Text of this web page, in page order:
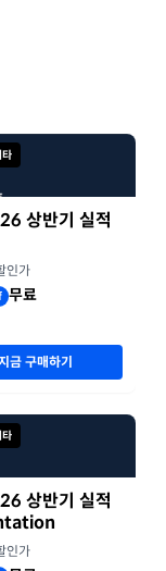
타
상반기 실적
인가
무료
금 구매하기
타
상반기 실적
인가